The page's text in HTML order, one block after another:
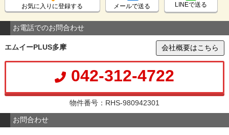
お気に入りに登録する メールで送る LINEで送る
お電話でのお問合わせ
エムイーPLUS多摩 会社概要はこちら
042-312-4722
物件番号：RHS-980942301
お問合わせ